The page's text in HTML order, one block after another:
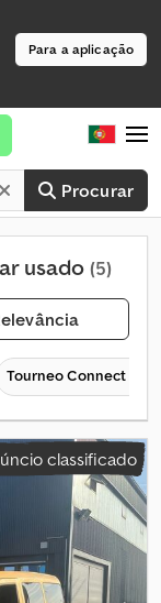
Para a aplicação
Procurar
usado (5)
Tourneo Connect
classificado